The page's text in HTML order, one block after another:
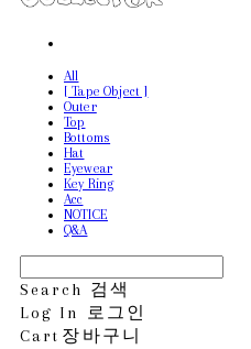
All
[ Tape Object ]
Outer
Top
Bottoms
Hat
Eyewear
Key Ring
Acc
NOTICE
Q&A
Search 검색
Log In
로그인
Cart 장바구니